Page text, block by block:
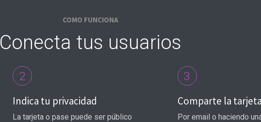
COMO FUNCIONA
Conecta tus usuarios
2
Indica tu privacidad
La tarjeta o pase puede ser público
3
Comparte la tarjeta
Por email o haciendo